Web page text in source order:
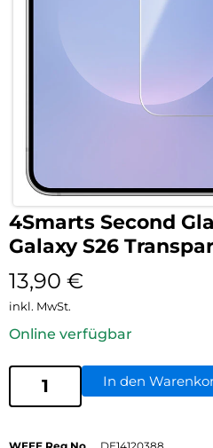
4Smarts Second
Galaxy S26
13,90 €
inkl. MwSt.
Online verfügbar
In den